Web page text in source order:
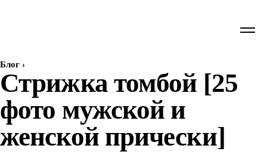
Блог ›
Стрижка томбой [25
фото мужской и
женской прически]